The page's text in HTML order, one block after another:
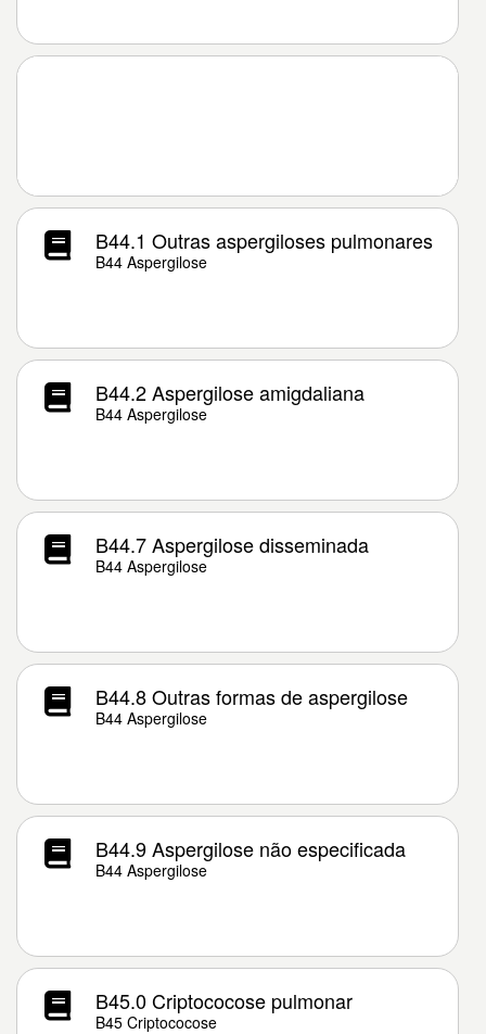
B44.1 Outras aspergiloses pulmonares
B44 Aspergilose
B44.2 Aspergilose amigdaliana
B44 Aspergilose
B44.7 Aspergilose disseminada
B44 Aspergilose
B44.8 Outras formas de aspergilose
B44 Aspergilose
B44.9 Aspergilose não especificada
B44 Aspergilose
B45.0 Criptococose pulmonar
B45 Criptococose